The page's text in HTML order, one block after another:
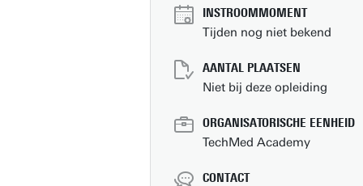
INSTROOMMOMENT
Tijden nog niet bekend
AANTAL PLAATSEN
Niet bij deze opleiding
ORGANISATORISCHE EENHEID
TechMed Academy
CONTACT